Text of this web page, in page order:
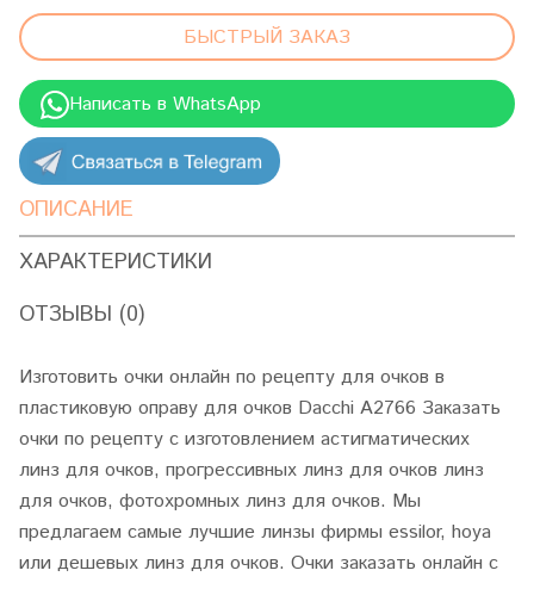
БЫСТРЫЙ ЗАКАЗ
Написать в WhatsApp
ОПИСАНИЕ
ХАРАКТЕРИСТИКИ
ОТЗЫВЫ (0)
Изготовить очки онлайн по рецепту для очков в
пластиковую оправу для очков Dacchi A2766 Заказать
очки по рецепту с изготовлением астигматических
линз для очков, прогрессивных линз для очков линз
для очков, фотохромных линз для очков. Мы
предлагаем самые лучшие линзы фирмы essilor, hoya
или дешевых линз для очков. Очки заказать онлайн с